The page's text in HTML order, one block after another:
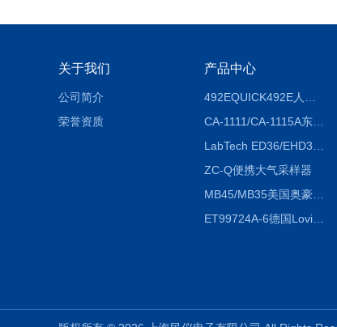
关于我们
公司简介
荣誉资质
产品中心
CA-1111/CA-1115A东京理化EYELA CA-1111/CA-1115A冷却水循环装置
ZC-Q便携大气采样器
MB45/MB35美国奥豪斯OHAUS MB45/MB35卤素红外水分测定仪
ET99724A-6德国Lovibond ET99724A-6微电脑BOD测定仪